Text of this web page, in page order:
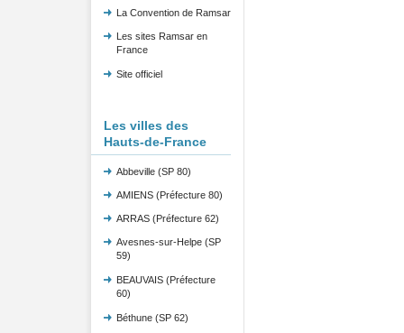
La Convention de Ramsar
Les sites Ramsar en
France
Site officiel
Les villes des
Hauts-de-France
Abbeville (SP 80)
AMIENS (Préfecture 80)
ARRAS (Préfecture 62)
Avesnes-sur-Helpe (SP
59)
BEAUVAIS (Préfecture
60)
Béthune (SP 62)